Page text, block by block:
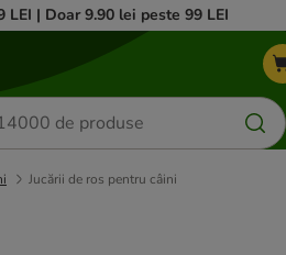
LEI | Doar 9.90 lei peste 99 LEI
Jucării de ros pentru câini